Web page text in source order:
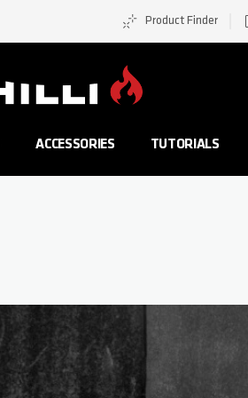
Product Finder
ACCESSORIES TUTORIALS